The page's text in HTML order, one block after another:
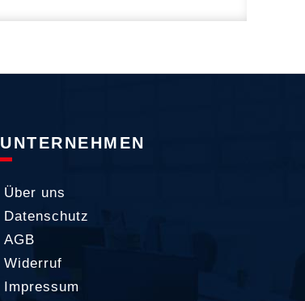
UNTERNEHMEN
Über uns
Datenschutz
AGB
Widerruf
Impressum